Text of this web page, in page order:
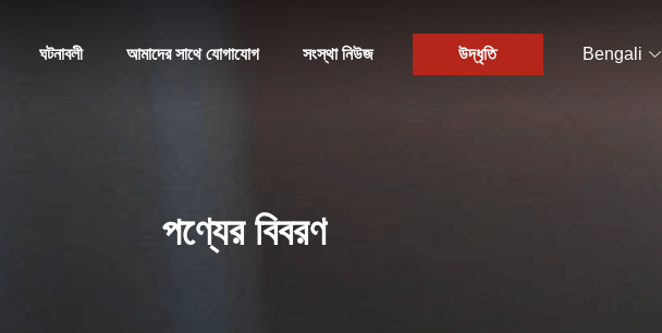
ঘটনাবলী আমাদের সাথে যোগাযোগ সংস্থা নিউজ উদ্ধৃতি Bengali
পণ্যের বিবরণ